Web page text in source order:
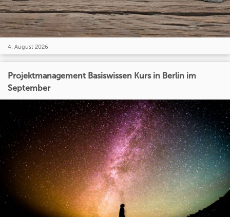
4. August 2026
Projektmanagement Basiswissen Kurs in Berlin im
September